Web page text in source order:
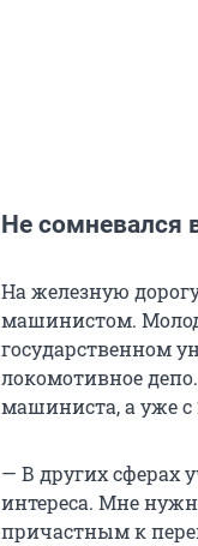
Не сомневался
На железную
машинистом.
государственном
локомотивное
машиниста, а уже с
— В других сферах
интереса. Мне
причастным к